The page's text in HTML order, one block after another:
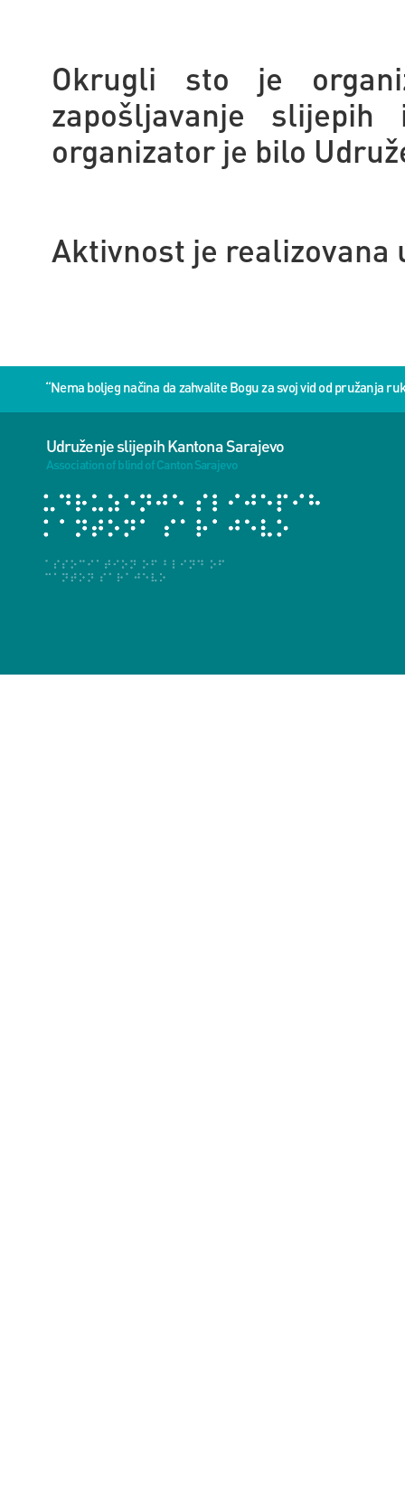
Okrugli sto je
zapošljavanje
organizator je bilo
Aktivnost je realizovana
“Nema boljeg načina da zahvalite Bogu za svoj vid od pružanja
Udruženje slijepih Kantona Sarajevo
Association of blind of Canton Sarajevo